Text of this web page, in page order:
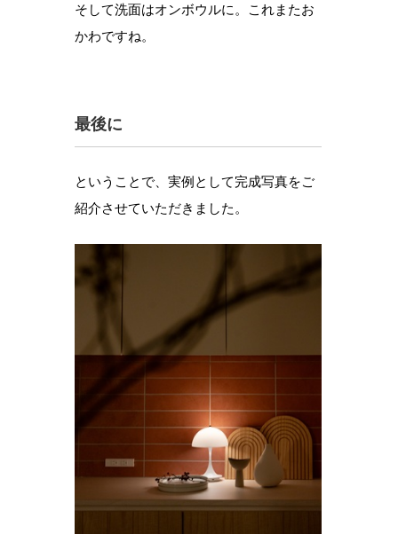
そして洗面はオンボウルに。これまたお
かわですね。
最後に
ということで、実例として完成写真をご
紹介させていただきました。